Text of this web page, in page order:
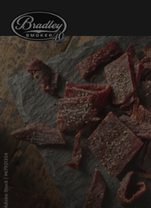
NAAR DE
CONTENT